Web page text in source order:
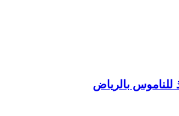
للناموس بالرياض